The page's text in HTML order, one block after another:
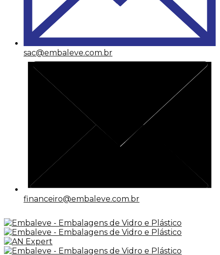
sac@embaleve.com.br
financeiro@embaleve.com.br